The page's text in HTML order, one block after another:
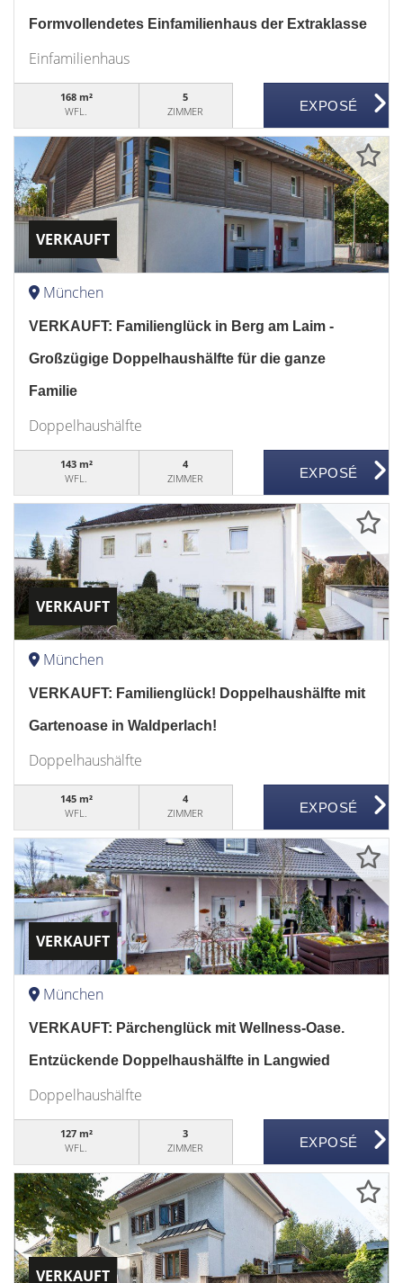
Formvollendetes Einfamilienhaus der Extraklasse
Einfamilienhaus
168 m²
WFL.
5
ZIMMER
VERKAUFT
München
VERKAUFT: Familienglück in Berg am Laim -
Großzügige Doppelhaushälfte für die ganze
Familie
Doppelhaushälfte
143 m²
WFL.
4
ZIMMER
VERKAUFT
München
VERKAUFT: Familienglück! Doppelhaushälfte mit
Gartenoase in Waldperlach!
Doppelhaushälfte
145 m²
WFL.
4
ZIMMER
VERKAUFT
München
VERKAUFT: Pärchenglück mit Wellness-Oase.
Entzückende Doppelhaushälfte in Langwied
Doppelhaushälfte
127 m²
WFL.
3
ZIMMER
VERKAUFT